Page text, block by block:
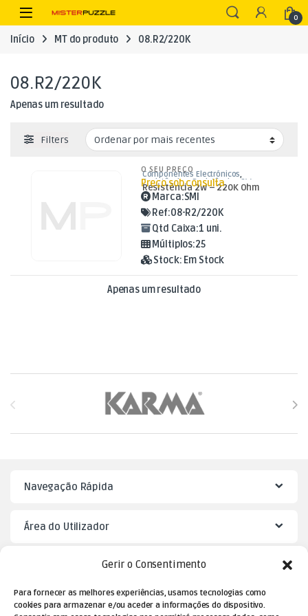
Gerir o Consentimento
Para fornecer as melhores experiências, usamos tecnologias como
cookies para armazenar e/ou aceder a informações do dispositivo.
Skip to navigation
Skip to content
Open 0
Início MT do produto 08.R2/220K
08.R2/220K
Apenas um resultado
Filters
Componentes Electrónicos,
Resistências,Resistências 2W
Resistência 2W – 220K Ohm
O SEU PREÇO
Preço sob consulta
Marca:SMI
Ref:08-R2/220K
Qtd Caixa:1 uni.
Múltiplos:25
Stock: Em Stock
Apenas um resultado
Navegação Rápida
Área do Utilizador